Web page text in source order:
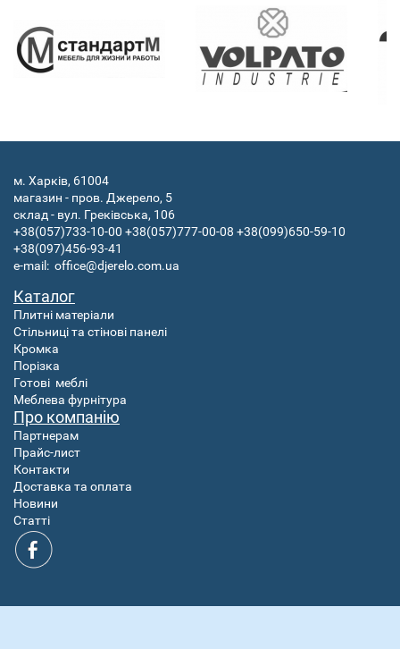
м. Харків, 61004
магазин - пров. Джерело, 5
склад - вул. Греківська, 106
+38(057)733-10-00 +38(057)777-00-08 +38(099)650-59-10
+38(097)456-93-41
e-mail: office@djerelo.com.ua
Каталог
Плитні матеріали
Стільниці та стінові панелі
Кромка
Порізка
Готові меблі
Меблева фурнітура
Про компанію
Партнерам
Прайс-лист
Контакти
Доставка та оплата
Новини
Статті